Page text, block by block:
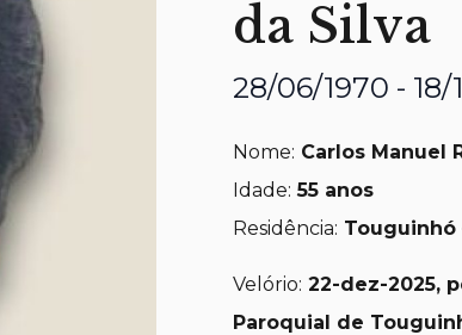
da Silva
28/06/1970 - 18/
Nome: Carlos Manuel
Idade: 55 anos
Residência: Touguinhó
Velório: 22-dez-2025,
Paroquial de